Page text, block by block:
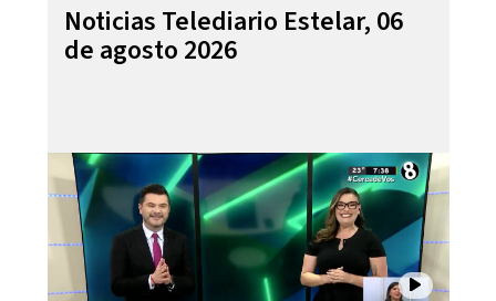
Noticias Telediario Estelar, 06
de agosto 2026